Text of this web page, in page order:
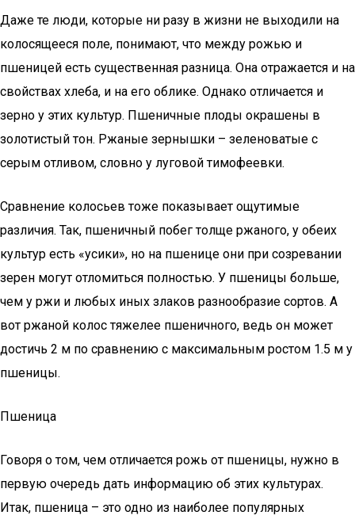
Даже те люди, которые ни разу в жизни не выходили на
колосящееся поле, понимают, что между рожью и
пшеницей есть существенная разница. Она отражается и на
свойствах хлеба, и на его облике. Однако отличается и
зерно у этих культур. Пшеничные плоды окрашены в
золотистый тон. Ржаные зернышки – зеленоватые с
серым отливом, словно у луговой тимофеевки.
Сравнение колосьев тоже показывает ощутимые
различия. Так, пшеничный побег толще ржаного, у обеих
культур есть «усики», но на пшенице они при созревании
зерен могут отломиться полностью. У пшеницы больше,
чем у ржи и любых иных злаков разнообразие сортов. А
вот ржаной колос тяжелее пшеничного, ведь он может
достичь 2 м по сравнению с максимальным ростом 1.5 м у
пшеницы.
Пшеница
Говоря о том, чем отличается рожь от пшеницы, нужно в
первую очередь дать информацию об этих культурах.
Итак, пшеница – это одно из наиболее популярных